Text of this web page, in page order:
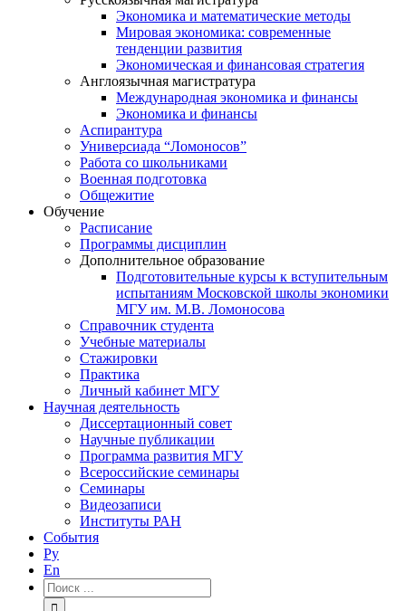
Экономика и математические методы
Мировая экономика: современные
тенденции развития
Экономическая и финансовая стратегия
Англоязычная магистратура
Международная экономика и финансы
Экономика и финансы
Аспирантура
Универсиада “Ломоносов”
Работа со школьниками
Военная подготовка
Общежитие
Обучение
Расписание
Программы дисциплин
Дополнительное образование
Подготовительные курсы к вступительным
испытаниям Московской школы экономики
МГУ им. М.В. Ломоносова
Справочник студента
Учебные материалы
Стажировки
Практика
Личный кабинет МГУ
Научная деятельность
Диссертационный совет
Научные публикации
Программа развития МГУ
Всероссийские семинары
Семинары
Видеозаписи
Институты РАН
События
Ру
En
Результат
поиска: